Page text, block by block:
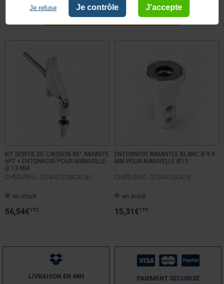
Type de pose
Type de sortie
Autres produits - Sorties caisson 90°
KIT SORTIE DE CAISSON 90° AIMANTE
6P7 + ENTONNOIR POUR MANIVELLE
Ø 13 MM
CHERUBINI - CI78407038CA16K
en stock
56,54€TTC
ENTONNOIR AIMANTEE BLANC Ø 9.9
MM POUR MANIVELLE Ø13
CHERUBINI - CI784410CA16
en stock
15,31 €TTC
LIVRAISON EN 48H
PAIEMENT SÉCURISÉ
Je refuse Je contrôle J'accepte